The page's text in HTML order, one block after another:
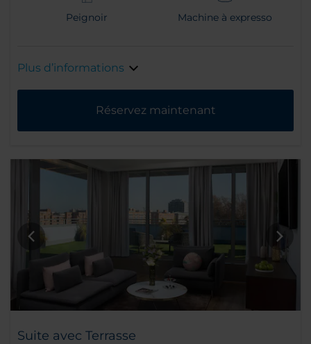
Peignoir Machine à expresso
Plus d’informations
Réservez maintenant
Suite avec Terrasse